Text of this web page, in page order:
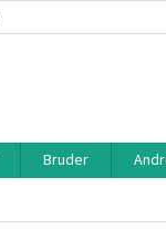
Bruder